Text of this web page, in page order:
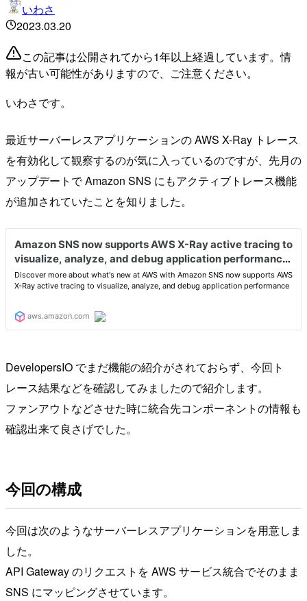
いわさ
2023.03.20
この記事は公開されてから1年以上経過しています。情
報が古い可能性がありますので、ご注意ください。
いわさです。
最近サーバーレスアプリケーションの AWS X-Ray トレース
を有効化して観察するのが気に入っているのですが、先月の
アップデートで Amazon SNS にもアクティブトレース機能
が追加されていたことを知りました。
DevelopersIO でまだ機能の紹介がされておらず、今回ト
レース結果などを確認してみましたので紹介します。
ファンアウトなどさせた時に統合先コンポーネントの情報も
確認出来て良さげでした。
今回の構成
今回は次のようなサーバーレスアプリケーションを用意しま
した。
API Gateway のリクエストを AWS サービス統合でそのまま
SNS にマッピングさせています。